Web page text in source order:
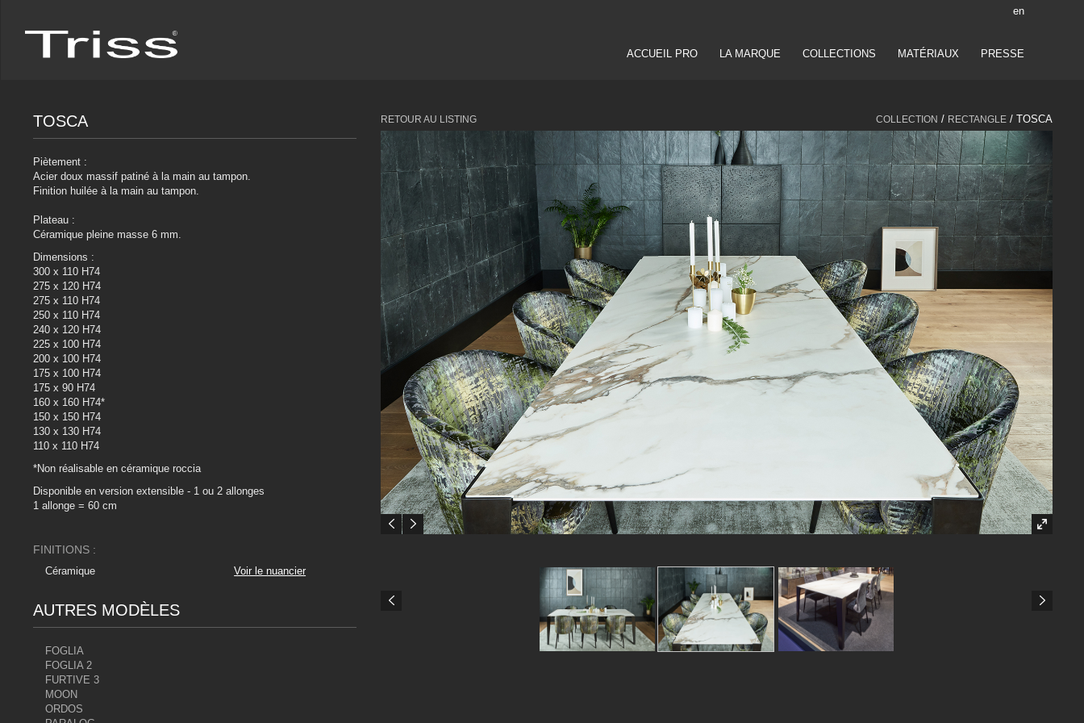
en
ACCUEIL PRO LA MARQUE COLLECTIONS MATÉRIAUX PRESSE
TOSCA
Piètement :
Acier doux massif patiné à la main au tampon.
Finition huilée à la main au tampon.
Plateau :
Céramique pleine masse 6 mm.
Dimensions :
300 x 110 H74
275 x 120 H74
275 x 110 H74
250 x 110 H74
240 x 120 H74
225 x 100 H74
200 x 100 H74
175 x 100 H74
175 x 90 H74
160 x 160 H74*
150 x 150 H74
130 x 130 H74
110 x 110 H74
*Non réalisable en céramique roccia
Disponible en version extensible - 1 ou 2 allonges
1 allonge = 60 cm
FINITIONS :
Céramique Voir le nuancier
AUTRES MODÈLES
FOGLIA
FOGLIA 2
FURTIVE 3
MOON
ORDOS
RETOUR AU LISTING COLLECTION / RECTANGLE/ TOSCA